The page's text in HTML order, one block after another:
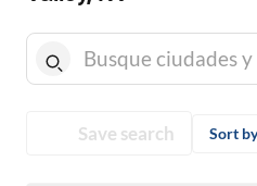
Save search Sort by